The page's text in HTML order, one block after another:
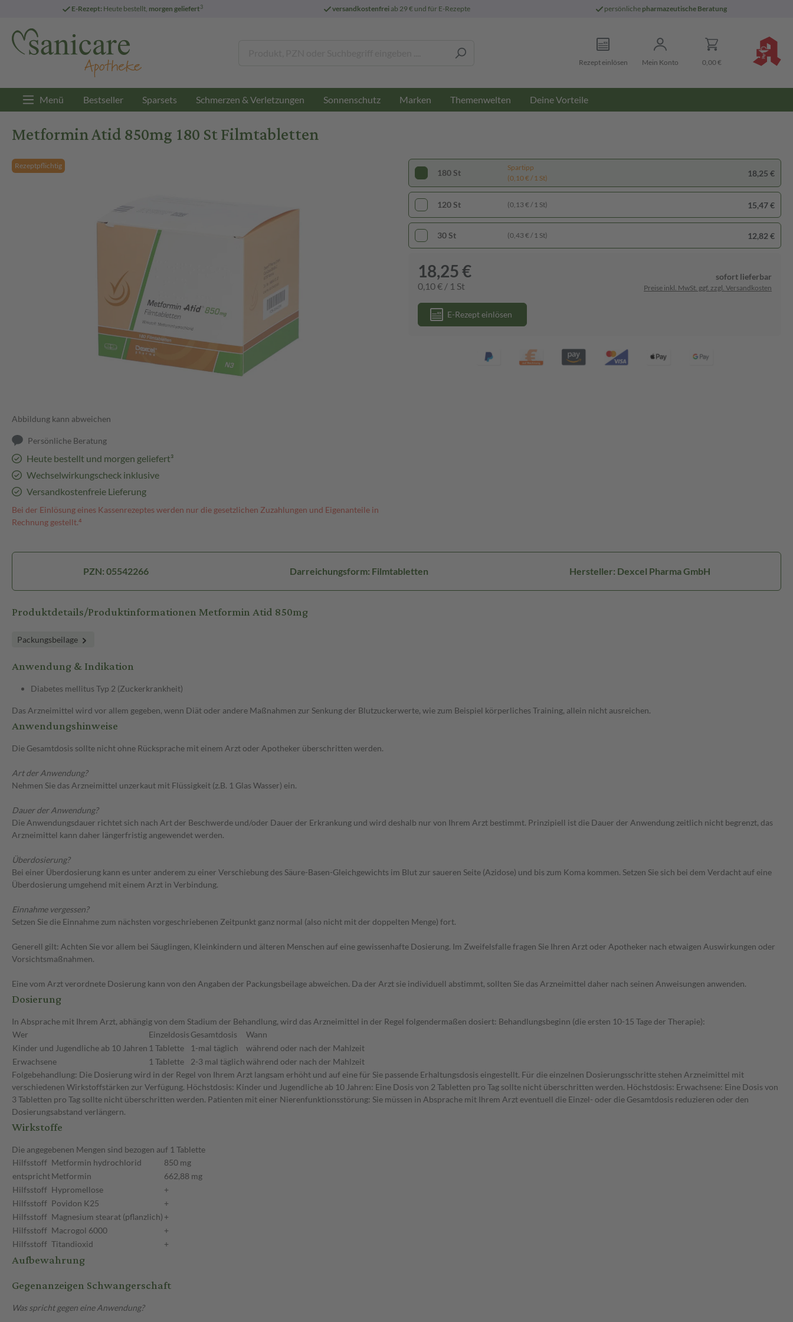
E-Rezept: Heute bestellt, morgen geliefert3 versandkostenfreiab 29 € und für E-Rezepte persönliche pharmazeutische Beratung
Rezept einlösen Mein Konto 0,00 €
Menü Bestseller Sparsets Schmerzen & Verletzungen Sonnenschutz Marken Themenwelten Deine Vorteile
Metformin Atid 850mg 180 St Filmtabletten
Rezeptpflichtig
Abbildung kann abweichen
Persönliche Beratung
Heute bestellt und morgen geliefert³
Wechselwirkungscheck inklusive
Versandkostenfreie Lieferung
Bei der Einlösung eines Kassenrezeptes werden nur die gesetzlichen Zuzahlungen und Eigenanteile in
Rechnung gestellt.⁴
180 St
Spartipp
(0,10 € / 1 St)
18,25 €
120 St (0,13 € / 1 St) 15,47 €
30 St (0,43 € / 1 St) 12,82 €
18,25 €
0,10 € / 1 St
sofort lieferbar
Preise inkl. MwSt. ggf. zzgl. Versandkosten
E-Rezept einlösen
PZN: 05542266 Darreichungsform: Filmtabletten Hersteller: Dexcel Pharma GmbH
Produktdetails/Produktinformationen Metformin Atid 850mg
Packungsbeilage
Anwendung & Indikation
Diabetes mellitus Typ 2 (Zuckerkrankheit)
Das Arzneimittel wird vor allem gegeben, wenn Diät oder andere Maßnahmen zur Senkung der Blutzuckerwerte, wie zum Beispiel körperliches Training, allein nicht ausreichen.
Anwendungshinweise
Die Gesamtdosis sollte nicht ohne Rücksprache mit einem Arzt oder Apotheker überschritten werden.
Art der Anwendung?
Nehmen Sie das Arzneimittel unzerkaut mit Flüssigkeit (z.B. 1 Glas Wasser) ein.
Dauer der Anwendung?
Die Anwendungsdauer richtet sich nach Art der Beschwerde und/oder Dauer der Erkrankung und wird deshalb nur von Ihrem Arzt bestimmt. Prinzipiell ist die Dauer der Anwendung zeitlich nicht begrenzt, das
Arzneimittel kann daher längerfristig angewendet werden.
Überdosierung?
Bei einer Überdosierung kann es unter anderem zu einer Verschiebung des Säure-Basen-Gleichgewichts im Blut zur saueren Seite (Azidose) und bis zum Koma kommen. Setzen Sie sich bei dem Verdacht auf eine
Überdosierung umgehend mit einem Arzt in Verbindung.
Einnahme vergessen?
Setzen Sie die Einnahme zum nächsten vorgeschriebenen Zeitpunkt ganz normal (also nicht mit der doppelten Menge) fort.
Generell gilt: Achten Sie vor allem bei Säuglingen, Kleinkindern und älteren Menschen auf eine gewissenhafte Dosierung. Im Zweifelsfalle fragen Sie Ihren Arzt oder Apotheker nach etwaigen Auswirkungen oder
Vorsichtsmaßnahmen.
Eine vom Arzt verordnete Dosierung kann von den Angaben der Packungsbeilage abweichen. Da der Arzt sie individuell abstimmt, sollten Sie das Arzneimittel daher nach seinen Anweisungen anwenden.
Dosierung
In Absprache mit Ihrem Arzt, abhängig von dem Stadium der Behandlung, wird das Arzneimittel in der Regel folgendermaßen dosiert: Behandlungsbeginn (die ersten 10-15 Tage der Therapie):
Wer
Einzeldosis Gesamtdosis
Wann
Kinder und Jugendliche ab 10 Jahren 1 Tablette 1-mal täglich
während oder nach der Mahlzeit
Erwachsene
1 Tablette 2-3 mal täglichwährend oder nach der Mahlzeit
Folgebehandlung: Die Dosierung wird in der Regel von Ihrem Arzt langsam erhöht und auf eine für Sie passende Erhaltungsdosis eingestellt. Für die einzelnen Dosierungsschritte stehen Arzneimittel mit
verschiedenen Wirkstoffstärken zur Verfügung. Höchstdosis: Kinder und Jugendliche ab 10 Jahren: Eine Dosis von 2 Tabletten pro Tag sollte nicht überschritten werden. Höchstdosis: Erwachsene: Eine Dosis von
3 Tabletten pro Tag sollte nicht überschritten werden. Patienten mit einer Nierenfunktionsstörung: Sie müssen in Absprache mit Ihrem Arzt eventuell die Einzel- oder die Gesamtdosis reduzieren oder den
Dosierungsabstand verlängern.
Wirkstoffe
Die angegebenen Mengen sind bezogen auf 1 Tablette
Hilfsstoff Metformin hydrochlorid
850 mg
entsprichtMetformin
662,88 mg
Hilfsstoff Hypromellose
+
Hilfsstoff Povidon K25
+
Hilfsstoff Magnesium stearat (pflanzlich) +
Hilfsstoff Macrogol 6000
+
Hilfsstoff Titandioxid +
Aufbewahrung
Gegenanzeigen Schwangerschaft
Was spricht gegen eine Anwendung?